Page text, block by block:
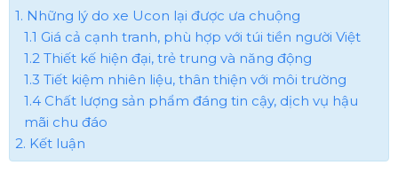
1. Những lý do xe Ucon lại được ưa chuộng
1.1 Giá cả cạnh tranh, phù hợp với túi tiền người Việt
1.2 Thiết kế hiện đại, trẻ trung và năng động
1.3 Tiết kiệm nhiên liệu, thân thiện với môi trường
1.4 Chất lượng sản phẩm đáng tin cậy, dịch vụ hậu
mãi chu đáo
2. Kết luận